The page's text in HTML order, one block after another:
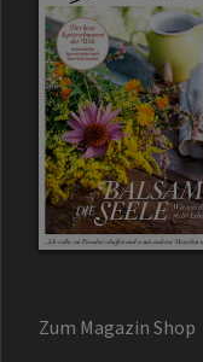
Zum Magazin Shop